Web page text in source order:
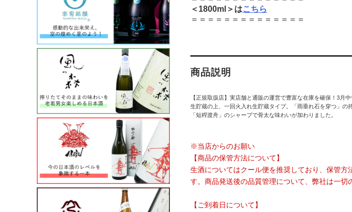
＜1800ml＞はこちら
＝＝＝＝＝＝＝＝＝＝＝＝＝＝
商品説明
【正規取扱店】実店舗と通販の運営で豊富な在庫を確保！3月
生貯蔵の上、一回火入れ生貯蔵タイプ。「雨垂れ石を穿つ」の
「短稈渡舟」のシャープで骨太な味わいが加わりました。
※当店からのお願い
【商品の保管方法について】
生酒についてはクール便を推奨しており、保管
す。商品発送後の品質管理について、弊社は一切
【ご到着日について】